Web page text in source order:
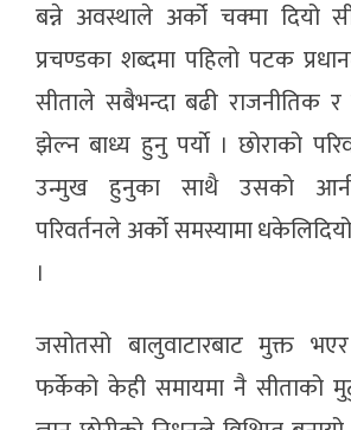
बन्ने अवस्थाले अर्को चक्मा दियो
प्रचण्डका शब्दमा पहिलो पटक
सीताले सबैभन्दा बढी राजनीतिक र
झेल्न बाध्य हुनु पर्याे । छोराको
उन्मुख हुनुका साथै उसको
परिवर्तनले अर्को समस्यामा
।
जसोतसो बालुवाटारबाट मुक्त
फर्केको केही समायमा नै सीताको